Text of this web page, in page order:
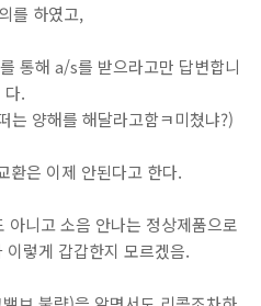
를 하였고,
통해 a/s를 받으라고만 답변합니
다.
는 양해를 해달라고함ㅋ미쳤냐?)
환은 이제 안된다고 한다.
아니고 소음 안나는 정상제품으로
이렇게 갑갑한지 모르겠음.